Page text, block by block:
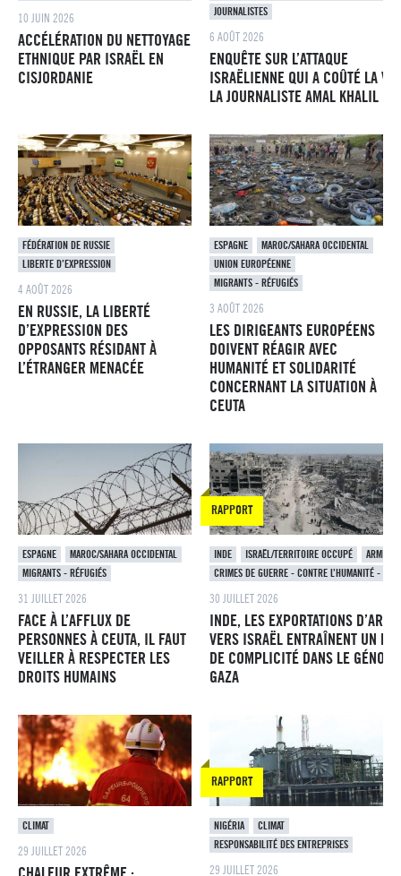
10 JUIN 2026
ACCÉLÉRATION DU NETTOYAGE
ETHNIQUE PAR ISRAËL EN
CISJORDANIE
JOURNALISTES
6 AOÛT 2026
ENQUÊTE SUR L’ATTAQUE
ISRAËLIENNE QUI A COÛTÉ LA
LA JOURNALISTE AMAL KHALIL
FÉDÉRATION DE RUSSIE
LIBERTE D’EXPRESSION
4 AOÛT 2026
EN RUSSIE, LA LIBERTÉ
D’EXPRESSION DES
OPPOSANTS RÉSIDANT À
L’ÉTRANGER MENACÉE
ESPAGNE
MAROC/SAHARA OCCIDENTAL
UNION EUROPÉENNE
MIGRANTS - RÉFUGIÉS
3 AOÛT 2026
LES DIRIGEANTS EUROPÉENS
DOIVENT RÉAGIR AVEC
HUMANITÉ ET SOLIDARITÉ
CONCERNANT LA SITUATION À
CEUTA
ESPAGNE
MAROC/SAHARA OCCIDENTAL
MIGRANTS - RÉFUGIÉS
31 JUILLET 2026
FACE À L’AFFLUX DE
PERSONNES À CEUTA, IL FAUT
VEILLER À RESPECTER LES
DROITS HUMAINS
RAPPORT
INDE ISRAËL/TERRITOIRE OCCUPÉ
CRIMES DE GUERRE - CONTRE L’HUMANITÉ -
30 JUILLET 2026
INDE, LES EXPORTATIONS
VERS ISRAËL ENTRAÎNENT UN
DE COMPLICITÉ DANS LE
GAZA
CLIMAT
29 JUILLET 2026
RAPPORT
NIGÉRIA
CLIMAT
RESPONSABILITÉ DES ENTREPRISES
29 JUILLET 2026